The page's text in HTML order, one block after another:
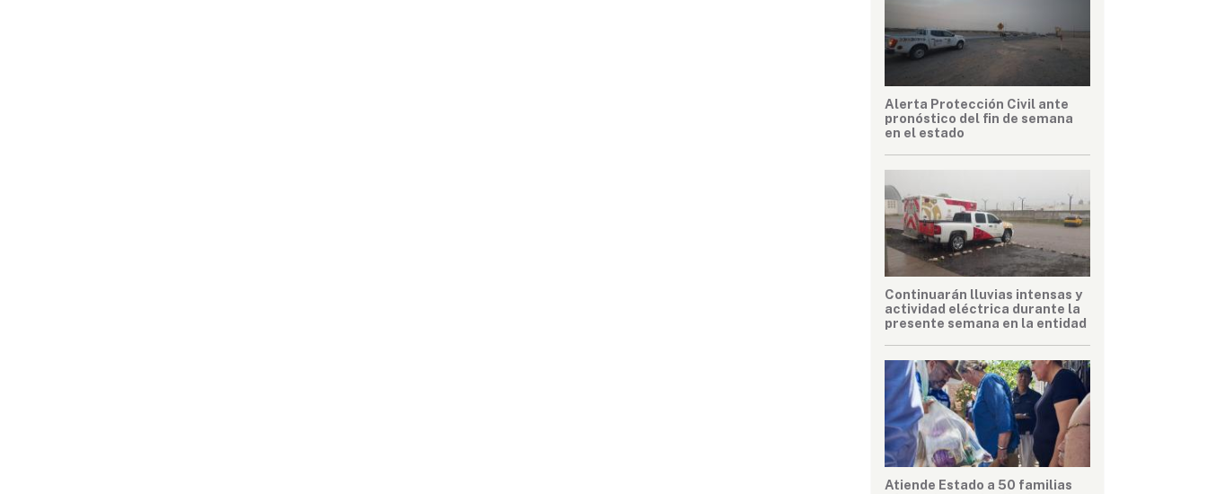
Alerta Protección Civil ante
pronóstico del fin de semana
en el estado
Continuarán lluvias intensas y
actividad eléctrica durante la
presente semana en la entidad
Atiende Estado a 50 familias